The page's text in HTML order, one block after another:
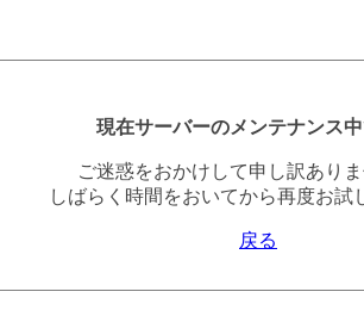
現在サーバーのメンテナンス中
ご迷惑をおかけして申し訳ありま
しばらく時間をおいてから再度お試
戻る